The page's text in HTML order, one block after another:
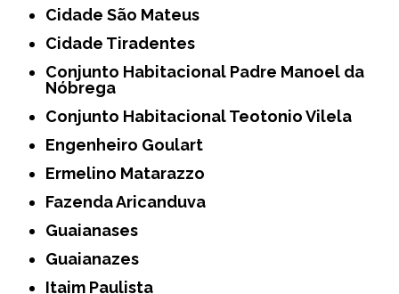
Cidade São Mateus
Cidade Tiradentes
Conjunto Habitacional Padre Manoel da
Nóbrega
Conjunto Habitacional Teotonio Vilela
Engenheiro Goulart
Ermelino Matarazzo
Fazenda Aricanduva
Guaianases
Guaianazes
Itaim Paulista